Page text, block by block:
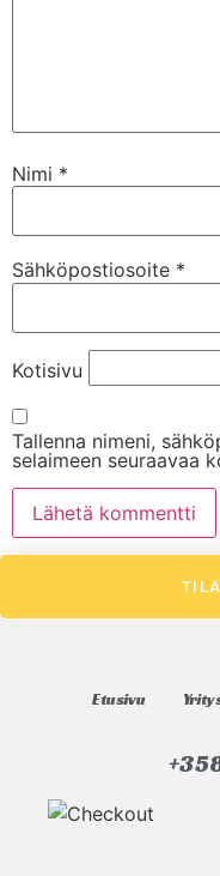
Nimi *
Sähköpostiosoite *
Kotisivu
Tallenna nimeni,
selaimeen seuraavaa
Etusivu